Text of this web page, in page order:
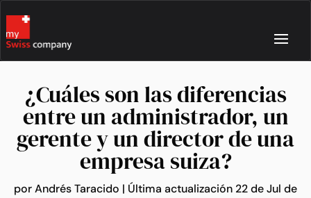
¿Cuáles son las diferencias
entre un administrador, un
gerente y un director de una
empresa suiza?
porAndrés Taracido | Última actualización 22 de Jul de